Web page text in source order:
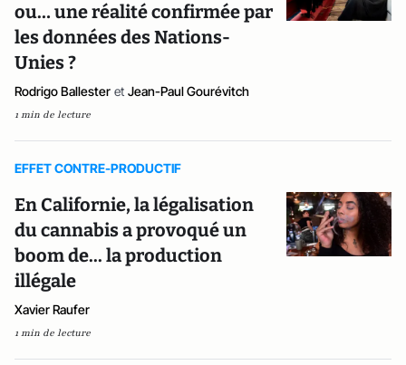
ou… une réalité confirmée par
les données des Nations-
Unies ?
Rodrigo Ballester et Jean-Paul Gourévitch
1 min de lecture
EFFET CONTRE-PRODUCTIF
En Californie, la légalisation
du cannabis a provoqué un
boom de... la production
illégale
Xavier Raufer
1 min de lecture